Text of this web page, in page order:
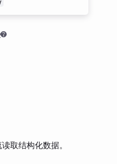
取结构化数据。